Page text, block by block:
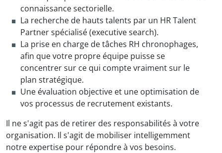
connaissance sectorielle.
La recherche de hauts talents par un HR Talent
Partner spécialisé (executive search).
La prise en charge de tâches RH chronophages,
afin que votre propre équipe puisse se
concentrer sur ce qui compte vraiment sur le
plan stratégique.
Une évaluation objective et une optimisation de
vos processus de recrutement existants.
Il ne s'agit pas de retirer des responsabilités à votre
organisation. Il s'agit de mobiliser intelligemment
notre expertise pour répondre à vos besoins.